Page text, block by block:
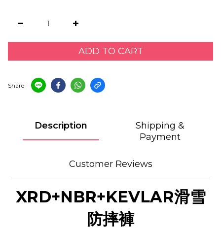
ADD TO CART
Share
Description
Shipping &
Payment
Customer Reviews
XRD+NBR+KEVLAR滑雪
防摔褲